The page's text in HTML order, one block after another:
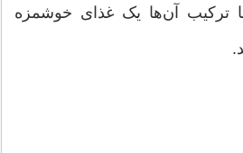
ترکیب آن‌ها یک غذای خوشمزه